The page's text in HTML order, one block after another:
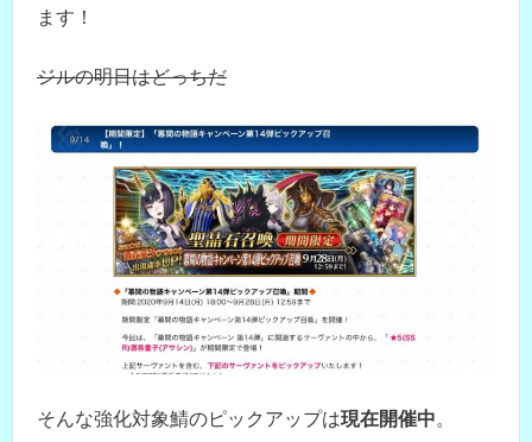
ます！
ジルの明日はどっちだ
そんな強化対象鯖のピックアップは現在開催中。